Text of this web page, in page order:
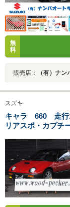
無
料
販売店： （有）ナ
スズキ
キャラ 660 走行
リアスポ・カプチ
グ・ガルウィング